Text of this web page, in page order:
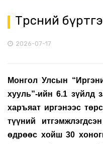
Төрсний
2026-07-17
Монгол Улсын
хууль”-ийн 6.1 зүйлд
харъяат иргэнээс
түүний
өдрөөс хойш 30